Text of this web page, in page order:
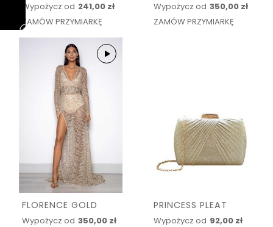
Wypożycz od 241,00 zł
ZAMÓW PRZYMIARKĘ
Wypożycz od 350,00 zł
ZAMÓW PRZYMIARKĘ
FLORENCE GOLD
Wypożycz od 350,00 zł
PRINCESS PLEAT
Wypożycz od 92,00 zł